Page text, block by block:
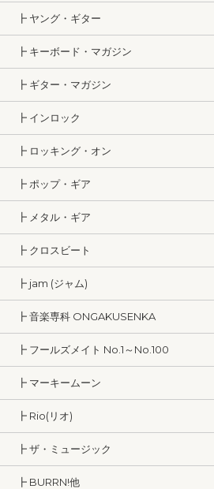
┣ ヤング・ギター
┣ キーボード・マガジン
┣ ギター・マガジン
┣ インロック
┣ ロッキング・オン
┣ ポップ・ギア
┣ メタル・ギア
┣ クロスビート
┣ jam (ジャム)
┣ 音楽専科 ONGAKUSENKA
┣ フールズメイト No.1～No.100
┣ マーキームーン
┣ Rio(リオ)
┣ ザ・ミュージック
┣ BURRN!他